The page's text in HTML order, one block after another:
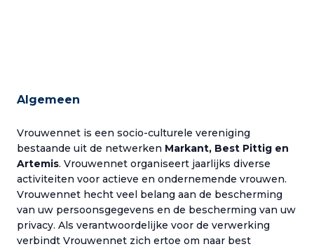
Algemeen
Vrouwennet is een socio-culturele vereniging
bestaande uit de netwerken Markant, Best Pittig en
Artemis. Vrouwennet organiseert jaarlijks diverse
activiteiten voor actieve en ondernemende vrouwen.
Vrouwennet hecht veel belang aan de bescherming
van uw persoonsgegevens en de bescherming van uw
privacy. Als verantwoordelijke voor de verwerking
verbindt Vrouwennet zich ertoe om naar best